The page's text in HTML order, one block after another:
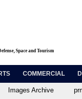
Space and Tourism
COMMERCIAL
Images Archive